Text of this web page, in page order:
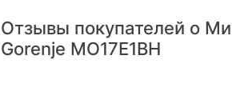
Отзывы покупателей о
Gorenje MO17E1BH